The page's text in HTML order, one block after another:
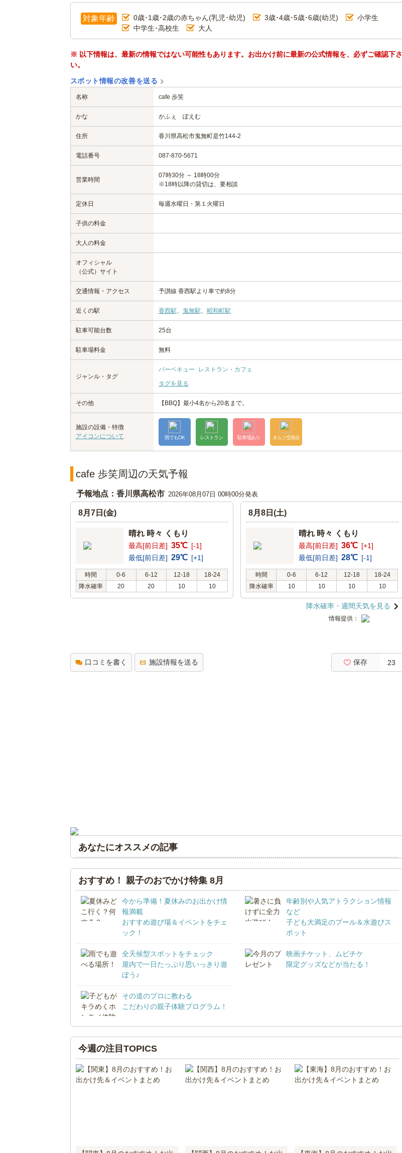
対象年齢 0歳･1歳･2歳の赤ちゃん(乳児･幼児) 3歳･4歳･5歳･6歳(幼児)
小学生
中学生･高校生
大人
※ 以下情報は、最新の情報ではない可能性もあります。お出かけ前に最新の公式情報を、必ずご確認下さ
い。
スポット情報の改善を送る
名称 cafe 歩笑
かな かふぇ ぽえむ
住所 香川県高松市鬼無町是竹144-2
電話番号 087-870-5671
営業時間
07時30分 ～ 18時00分
※18時以降の貸切は、要相談
定休日 毎週水曜日・第１火曜日
子供の料金
大人の料金
オフィシャル
（公式）サイト
交通情報・アクセス 予讃線 香西駅より車で約8分
近くの駅 香西駅、 鬼無駅、 昭和町駅
駐車可能台数 25台
駐車場料金 無料
ジャンル・タグ
バーベキュー
レストラン・カフェ
タグを見る
その他 【BBQ】最小4名から20名まで。
施設の設備・特徴
アイコンについて
雨でもOK レストラン 駐車場あり オムツ交換台
cafe 歩笑周辺の天気予報
予報地点：香川県高松市 2026年08月07日 00時00分発表
8月7日(金)
晴れ 時々 くもり
最高[前日差] 35℃ [-1]
最低[前日差] 29℃ [+1]
時間 0-6 6-12 12-18
18-24
降水確率
20 20 10 10
8月8日(土)
晴れ 時々 くもり
最高[前日差] 36℃ [+1]
最低[前日差] 28℃ [-1]
時間 0-6 6-12 12-18
18-24
降水確率
10 10 10 10
降水確率・週間天気を見る
情報提供：
口コミを書く 施設情報を送る 保存 23
あなたにオススメの記事
おすすめ！ 親子のおでかけ特集 8月
今から準備！夏休みのお出かけ情
報満載
おすすめ遊び場＆イベントをチェ
ック！
年齢別や人気アトラクション情報
など
子ども大満足のプール＆水遊びス
ポット
全天候型スポットをチェック
屋内で一日たっぷり思いっきり遊
ぼう♪
映画チケット、ムビチケ
限定グッズなどが当たる！
その道のプロに教わる
こだわりの親子体験プログラム！
今週の注目TOPICS